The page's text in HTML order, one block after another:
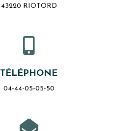
43220 RIOTORD

TÉLÉPHONE
04-44-05-05-50